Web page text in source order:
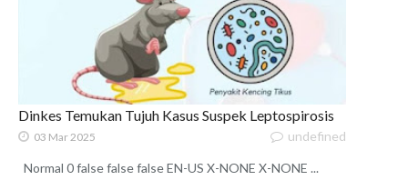
Dinkes Temukan Tujuh Kasus Suspek Leptospirosis
03 Mar 2025 undefined
Normal 0 false false false EN-US X-NONE X-NONE ...